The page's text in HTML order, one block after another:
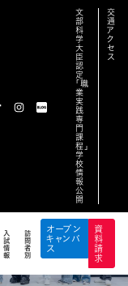
文
部
科
学
大
臣
認
定
「職
業
実
践
専
門
課
程」
学
校
情
報
公
開
交
通
ア
ク
セ
ス
入
試
情
報
訪
問
者
別
オープン
キャンパ
ス
資
料
請
求